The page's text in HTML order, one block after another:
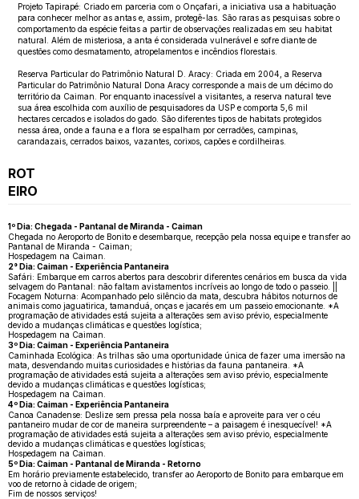
Projeto Tapirapé: Criado em parceria com o Onçafari, a iniciativa usa a habituação
para conhecer melhor as antas e, assim, protegê-las. São raras as pesquisas sobre o
comportamento da espécie feitas a partir de observações realizadas em seu habitat
natural. Além de misteriosa, a anta é considerada vulnerável e sofre diante de
questões como desmatamento, atropelamentos e incêndios florestais.
Reserva Particular do Patrimônio Natural D. Aracy: Criada em 2004, a Reserva
Particular do Patrimônio Natural Dona Aracy corresponde a mais de um décimo do
território da Caiman. Por enquanto inacessível a visitantes, a reserva natural teve
sua área escolhida com auxílio de pesquisadores da USP e comporta 5,6 mil
hectares cercados e isolados do gado. São diferentes tipos de habitats protegidos
nessa área, onde a fauna e a flora se espalham por cerradões, campinas,
carandazais, cerrados baixos, vazantes, corixos, capões e cordilheiras.
ROT
EIRO
1º Dia: Chegada - Pantanal de Miranda - Caiman
Chegada no Aeroporto de Bonito e desembarque, recepção pela nossa equipe e transfer ao
Pantanal de Miranda - Caiman;
Hospedagem na Caiman.
2° Dia: Caiman - Experiência Pantaneira
Safári: Embarque em carros abertos para descobrir diferentes cenários em busca da vida
selvagem do Pantanal: não faltam avistamentos incríveis ao longo de todo o passeio. ||
Focagem Noturna: Acompanhado pelo silêncio da mata, descubra hábitos noturnos de
animais como jaguatirica, tamanduá, onças e jacarés em um passeio emocionante. *A
programação de atividades está sujeita a alterações sem aviso prévio, especialmente
devido a mudanças climáticas e questões logística;
Hospedagem na Caiman.
3º Dia: Caiman - Experiência Pantaneira
Caminhada Ecológica: As trilhas são uma oportunidade única de fazer uma imersão na
mata, desvendando muitas curiosidades e histórias da fauna pantaneira. *A
programação de atividades está sujeita a alterações sem aviso prévio, especialmente
devido a mudanças climáticas e questões logísticas;
Hospedagem na Caiman.
4º Dia: Caiman - Experiência Pantaneira
Canoa Canadense: Deslize sem pressa pela nossa baía e aproveite para ver o céu
pantaneiro mudar de cor de maneira surpreendente – a paisagem é inesquecível! *A
programação de atividades está sujeita a alterações sem aviso prévio, especialmente
devido a mudanças climáticas e questões logísticas;
Hospedagem na Caiman.
5º Dia: Caiman - Pantanal de Miranda - Retorno
Em horário previamente estabelecido, transfer ao Aeroporto de Bonito para embarque em
voo de retorno à cidade de origem;
Fim de nossos serviços!